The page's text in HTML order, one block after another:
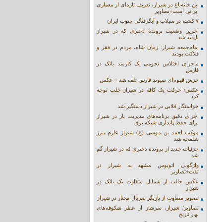
این خانه‌باغ در شیراز، تعریف تازه‌ای از معماری
ایرانی است+تصاویر
۷ کشته در سیلاب و آبگرفتگی جنوب ایران
آخرین وضعیت پرونده دختری که در شیراز
ناپدید شد
امام‌جمعه شیراز: زمان شاه، مردم در فقر و
فلاکت بودند
ماجرای اختلاس نجومی یک کارمند بانک در
فارس
خرس قهوه‌ای سیوند فارس تلف شد + عکس
عکس/ حرکت یک کافه در شیراز جلب توجه
کرد
خواستگار قلابی در شیراز دستگیر شد
اجرای دقیق برنامه‌های مدیریت بار در شیراز
برای حفظ پایداری شبکه برق
موکب احمد بن موسی (ع) شیراز عازم مرز
شلمچه شد
جزئیات جدید از پرونده دختری که در شیراز گم
شد
واژگونی اتوبوس مشهد به شیراز در
تفت+تصاویر
عکس جالب از شمایل متفاوت یک بانک در
شیراز
تصویر متفاوت از بازیگر سریال مختار در شیراز
تصاویر/ شیراز، سرشار از عطر شکوفه‌های
بهار نارنج